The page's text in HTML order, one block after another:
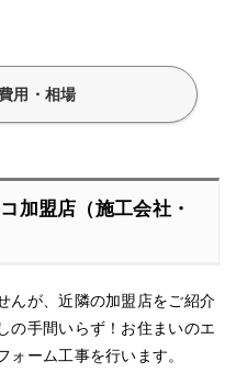
用・相場
加盟店（施工会社・
んが、近隣の加盟店をご紹介
の手間いらず！お住まいのエ
ォーム工事を行います。